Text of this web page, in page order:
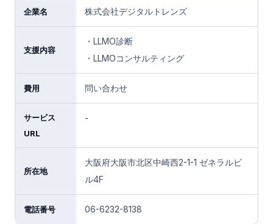
企業名 株式会社デジタルトレンズ
支援内容
・LLMO診断
・LLMOコンサルティング
費用 問い合わせ
サービス
URL
-
所在地
大阪府大阪市北区中崎西2-1-1 ゼネラルビ
ル4F
電話番号 06-6232-8138